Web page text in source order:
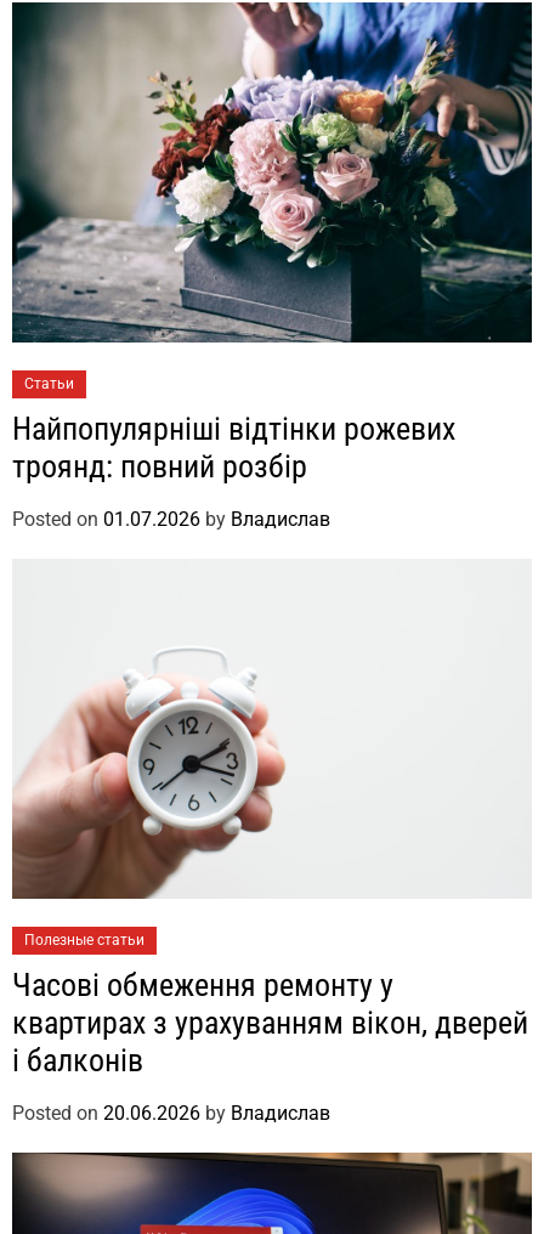
Статьи
Найпопулярніші відтінки рожевих
троянд: повний розбір
Posted on 01.07.2026 by Владислав
Полезные статьи
Часові обмеження ремонту у
квартирах з урахуванням вікон, дверей
і балконів
Posted on 20.06.2026 by Владислав